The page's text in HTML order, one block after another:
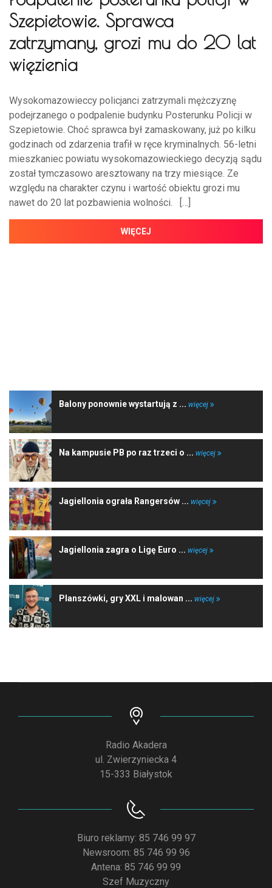
Szepietowie. Sprawca
zatrzymany, grozi mu do 20 lat
więzienia
Wysokomazowieccy policjanci zatrzymali mężczyznę
podejrzanego o podpalenie budynku Posterunku Policji w
Szepietowie. Choć sprawca był zamaskowany, już po kilku
godzinach od zdarzenia trafił w ręce kryminalnych. 56-letni
mieszkaniec powiatu wysokomazowieckiego decyzją sądu
został tymczasowo aresztowany na trzy miesiące. Ze
względu na charakter czynu i wartość obiektu grozi mu
nawet do 20 lat pozbawienia wolności. […]
WIĘCEJ
Balony ponownie wystartują z ... więcej
Na kampusie PB po raz trzeci o ... więcej
Jagiellonia ograła Rangersów ... więcej
Jagiellonia zagra o Ligę Euro ... więcej
Planszówki, gry XXL i malowan ... więcej
Radio Akadera
ul. Zwierzyniecka 4
15-333 Białystok
Biuro reklamy: 85 746 99 97
Newsroom: 85 746 99 96
Antena: 85 746 99 99
Szef Muzyczny